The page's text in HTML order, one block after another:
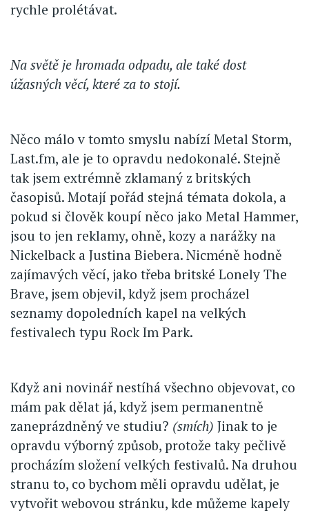
rychle prolétávat.
Na světě je hromada odpadu, ale také dost
úžasných věcí, které za to stojí.
Něco málo v tomto smyslu nabízí Metal Storm,
Last.fm, ale je to opravdu nedokonalé. Stejně
tak jsem extrémně zklamaný z britských
časopisů. Motají pořád stejná témata dokola, a
pokud si člověk koupí něco jako Metal Hammer,
jsou to jen reklamy, ohně, kozy a narážky na
Nickelback a Justina Biebera. Nicméně hodně
zajímavých věcí, jako třeba britské Lonely The
Brave, jsem objevil, když jsem procházel
seznamy dopoledních kapel na velkých
festivalech typu Rock Im Park.
Když ani novinář nestíhá všechno objevovat, co
mám pak dělat já, když jsem permanentně
zaneprázdněný ve studiu? (smích) Jinak to je
opravdu výborný způsob, protože taky pečlivě
procházím složení velkých festivalů. Na druhou
stranu to, co bychom měli opravdu udělat, je
vytvořit webovou stránku, kde můžeme kapely